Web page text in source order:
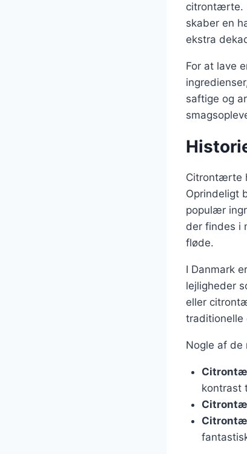
citrontærte.
skaber en
ekstra
For at lave
saftige og
Citrontærte
Oprindeligt
populær
der findes i
fløde.
I Danmark
lejligheder
eller
traditionelle
Nogle af de
kontrast